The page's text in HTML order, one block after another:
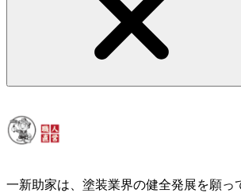
一新助家は、塗装業界の健全発展を願っ